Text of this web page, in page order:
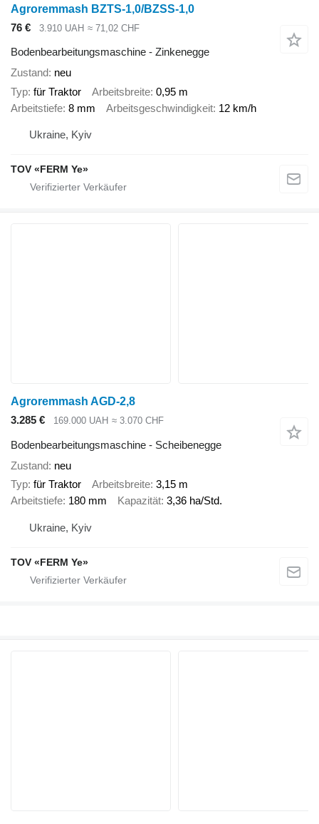
Agroremmash BZTS-1,0/BZSS-1,0
76 €
3.910 UAH ≈ 71,02 CHF
Bodenbearbeitungsmaschine - Zinkenegge
Zustand neu
Typ für Traktor Arbeitsbreite 0,95 m
Arbeitstiefe 8 mm Arbeitsgeschwindigkeit 12 km/h
Ukraine, Kyiv
TOV «FERM Ye»
Agroremmash AGD-2,8
3.285 €
169.000 UAH ≈ 3.070 CHF
Bodenbearbeitungsmaschine - Scheibenegge
Zustand neu
Typ für Traktor Arbeitsbreite 3,15 m
Arbeitstiefe 180 mm Kapazität 3,36 ha/Std.
Ukraine, Kyiv
TOV «FERM Ye»